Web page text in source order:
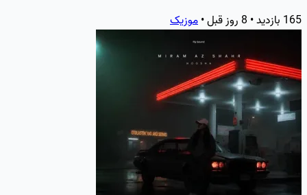
165 بازدید • 8 روز قبل • موزیک